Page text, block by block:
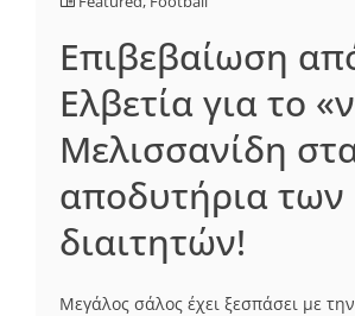
Επιβεβαίωση
Ελβετία για το
Μελισσανίδη
αποδυτήρια των
διαιτητών!
Μεγάλος σάλος έχει ξεσπάσει με